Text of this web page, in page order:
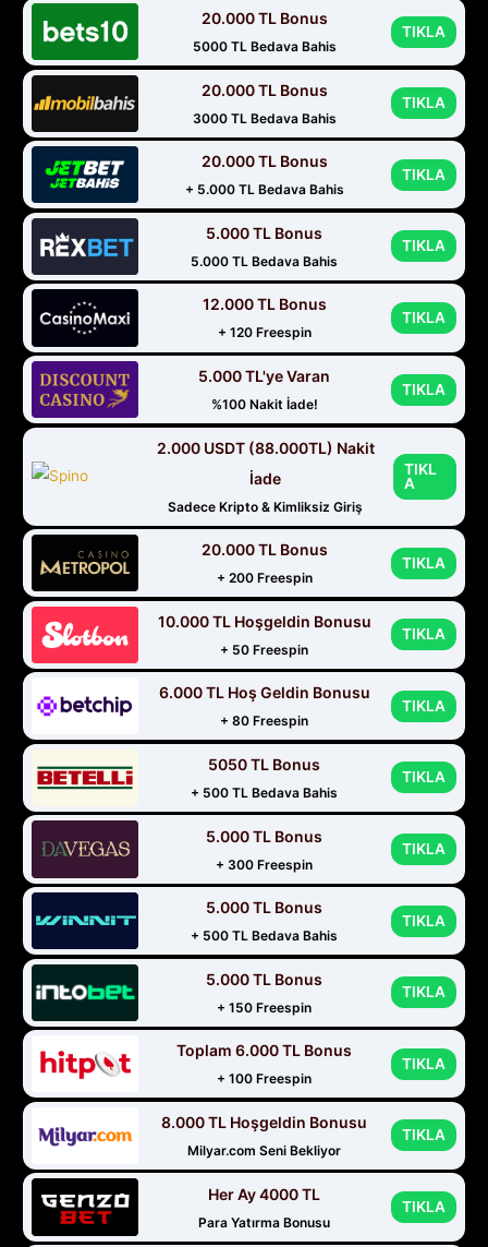
20.000 TL Bonus
5000 TL Bedava Bahis
TIKLA
20.000 TL Bonus
3000 TL Bedava Bahis
TIKLA
20.000 TL Bonus
+ 5.000 TL Bedava Bahis
TIKLA
5.000 TL Bonus
5.000 TL Bedava Bahis
TIKLA
12.000 TL Bonus
+ 120 Freespin
TIKLA
5.000 TL'ye Varan
%100 Nakit İade!
TIKLA
2.000 USDT (88.000TL) Nakit
İade
Sadece Kripto & Kimliksiz Giriş
TIKL
A
20.000 TL Bonus
+ 200 Freespin
TIKLA
10.000 TL Hoşgeldin Bonusu
+ 50 Freespin
TIKLA
6.000 TL Hoş Geldin Bonusu
+ 80 Freespin
TIKLA
5050 TL Bonus
+ 500 TL Bedava Bahis
TIKLA
5.000 TL Bonus
+ 300 Freespin
TIKLA
5.000 TL Bonus
+ 500 TL Bedava Bahis
TIKLA
5.000 TL Bonus
+ 150 Freespin
TIKLA
Toplam 6.000 TL Bonus
+ 100 Freespin
TIKLA
8.000 TL Hoşgeldin Bonusu
Milyar.com Seni Bekliyor
TIKLA
Her Ay 4000 TL
Para Yatırma Bonusu
TIKLA